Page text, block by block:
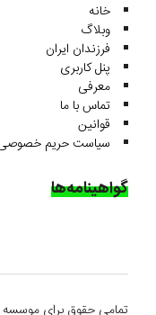
خانه
وبلاگ
فرزندان ایران
پنل کاربری
معرفی
تماس با ما
قوانین
سیاست حریم
گواهینامه‌ها
تمامی حقوق برای